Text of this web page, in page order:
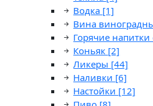
Водка [1]
Вина
Горячие
Коньяк [2]
Ликеры [44]
Наливки [6]
Настойки [12]